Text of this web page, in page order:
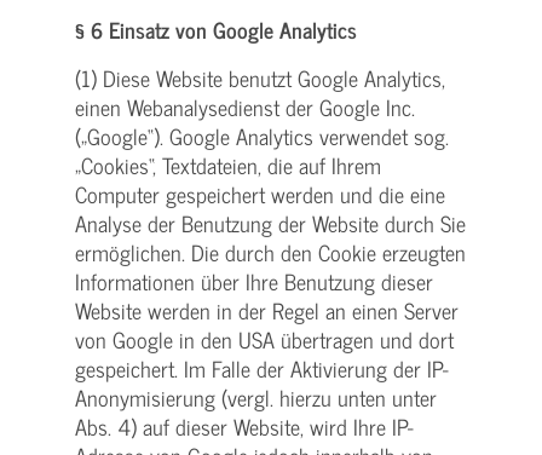
§ 6 Einsatz von Google Analytics
(1) Diese Website benutzt Google Analytics,
einen Webanalysedienst der Google Inc.
(„Google“). Google Analytics verwendet sog.
„Cookies“, Textdateien, die auf Ihrem
Computer gespeichert werden und die eine
Analyse der Benutzung der Website durch Sie
ermöglichen. Die durch den Cookie erzeugten
Informationen über Ihre Benutzung dieser
Website werden in der Regel an einen Server
von Google in den USA übertragen und dort
gespeichert. Im Falle der Aktivierung der IP-
Anonymisierung (vergl. hierzu unten unter
Abs. 4) auf dieser Website, wird Ihre IP-